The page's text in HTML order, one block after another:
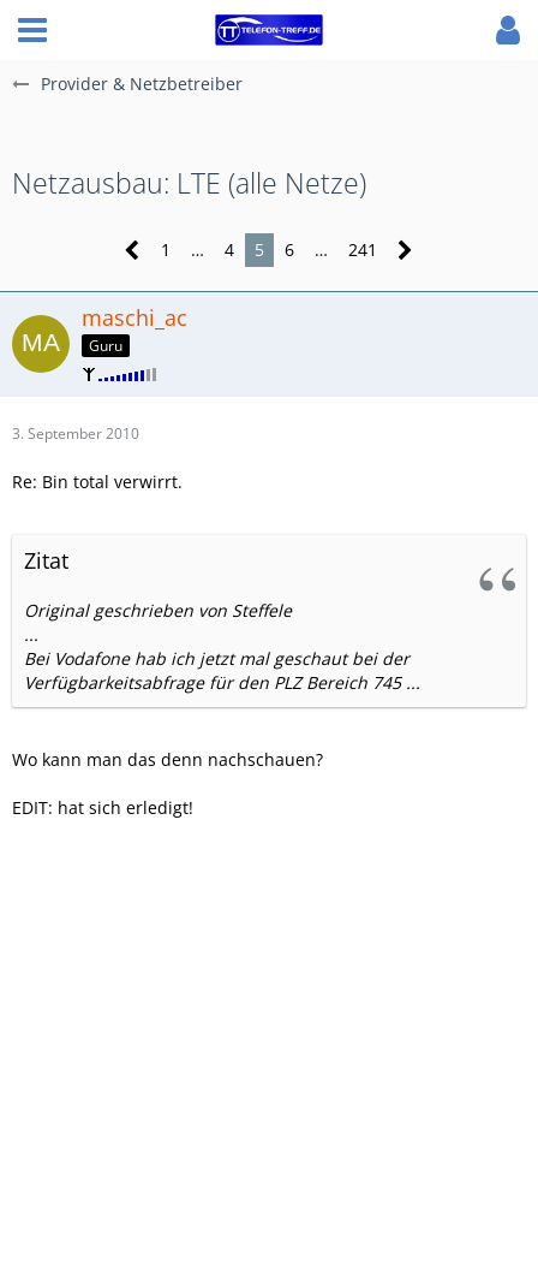
Provider & Netzbetreiber
Netzausbau: LTE (alle Netze)
1 … 4 5 6 … 241
maschi_ac
Guru
3. September 2010
Re: Bin total verwirrt.
Zitat
Original geschrieben von Steffele
...
Bei Vodafone hab ich jetzt mal geschaut bei der
Verfügbarkeitsabfrage für den PLZ Bereich 745 ...
Wo kann man das denn nachschauen?
EDIT: hat sich erledigt!